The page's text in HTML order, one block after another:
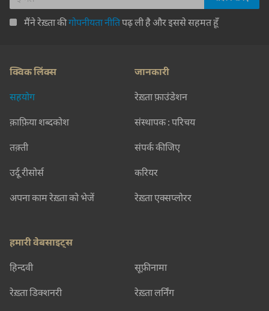
मैंने रेख़्ता कीगोपनीयता नीतिपढ़ ली है और इससे सहमत हूँ
क्विक लिंक्स
सहयोग
क़ाफ़िया शब्दकोश
तक़्ती
उर्दू रीसोर्स
अपना काम रेख़्ता को भेजें
जानकारी
रेख़्ता फ़ाउंडेशन
संस्थापक : परिचय
संपर्क कीजिए
करियर
रेख़्ता एक्सप्लोरर
हमारी वेबसाइट्स
हिन्दवी सूफ़ीनामा
रेख़्ता डिक्शनरी रेख़्ता लर्निंग